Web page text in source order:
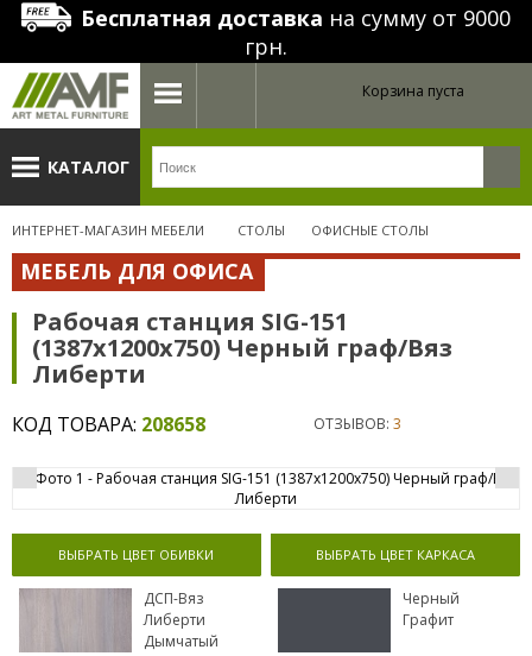
Бесплатная доставка на сумму от 9000
грн.
Корзина пуста
КАТАЛОГ
ИНТЕРНЕТ-МАГАЗИН МЕБЕЛИ СТОЛЫ ОФИСНЫЕ СТОЛЫ
МЕБЕЛЬ ДЛЯ ОФИСА
Рабочая станция SIG-151
(1387х1200х750) Черный граф/Вяз
Либерти
КОД ТОВАРА: 208658 ОТЗЫВОВ: 3
ВЫБРАТЬ ЦВЕТ ОБИВКИ
ДСП-Вяз
Либерти
Дымчатый
ВЫБРАТЬ ЦВЕТ КАРКАСА
Черный
Графит